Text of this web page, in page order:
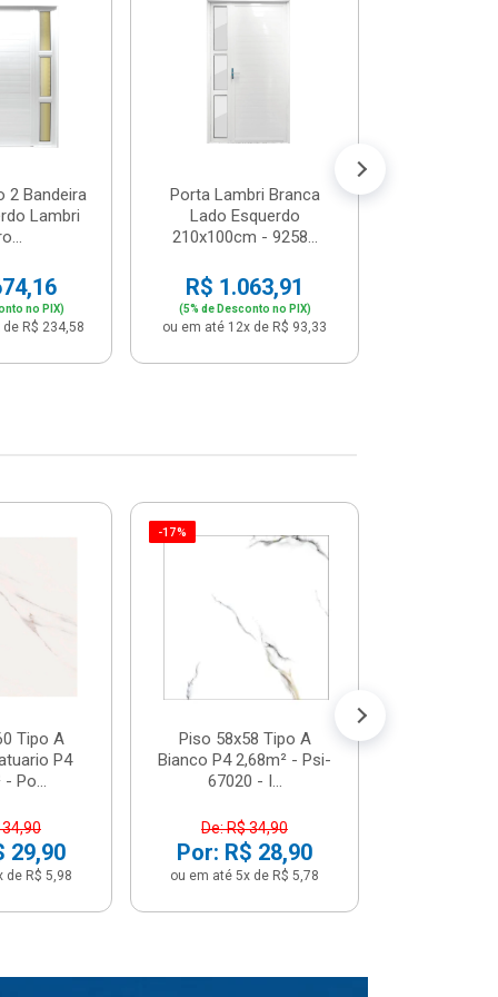
2 Bandeira
Lambri
no PIX)
R$ 234,58
Porta Lambri Branca
Lado Esquerdo
210x100cm - 9258...
R$ 1.063,91
(5% de Desconto no PIX)
ou em até 12x de R$ 93,33
Tipo A
P4
- Po...
34,90
29,90
de R$ 5,98
-17%
Piso 58x58 Tipo A
Bianco P4 2,68m² - Psi-
67020 - I...
De: R$ 34,90
Por: R$ 28,90
ou em até 5x de R$ 5,78